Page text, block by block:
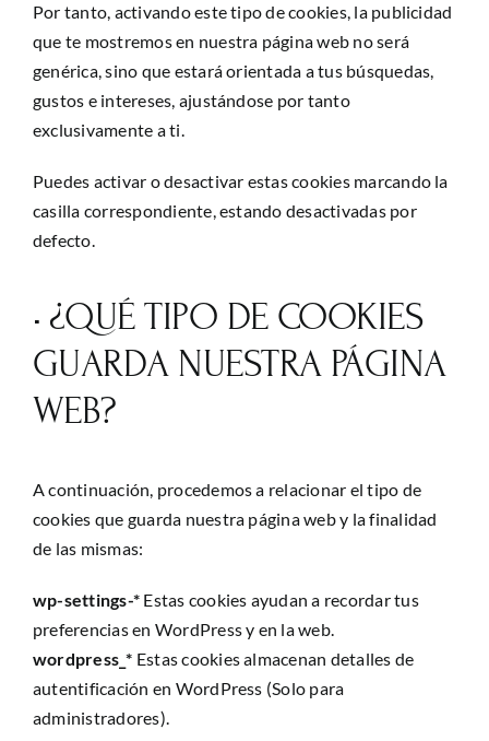
Por tanto, activando este tipo de cookies, la publicidad
que te mostremos en nuestra página web no será
genérica, sino que estará orientada a tus búsquedas,
gustos e intereses, ajustándose por tanto
exclusivamente a ti.
Puedes activar o desactivar estas cookies marcando la
casilla correspondiente, estando desactivadas por
defecto.
• ¿QUÉ TIPO DE COOKIES
GUARDA NUESTRA PÁGINA
WEB?
A continuación, procedemos a relacionar el tipo de
cookies que guarda nuestra página web y la finalidad
de las mismas:
wp-settings-* Estas cookies ayudan a recordar tus
preferencias en WordPress y en la web.
wordpress_* Estas cookies almacenan detalles de
autentificación en WordPress (Solo para
administradores).